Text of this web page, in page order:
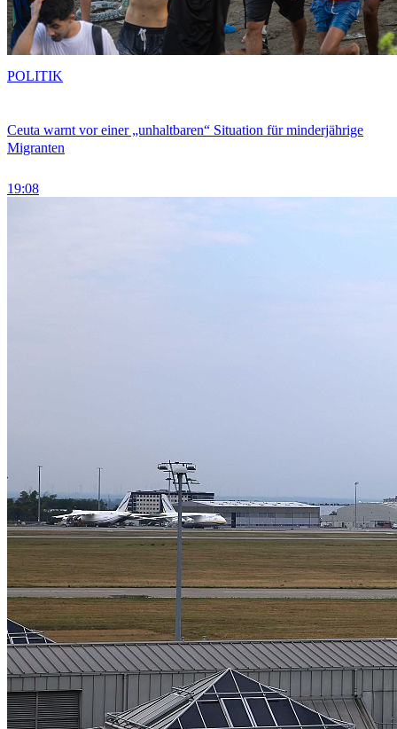
Ceuta warnt vor einer „unhaltbaren“ Situation für minderjährige
Migranten
19:08
POLITIK